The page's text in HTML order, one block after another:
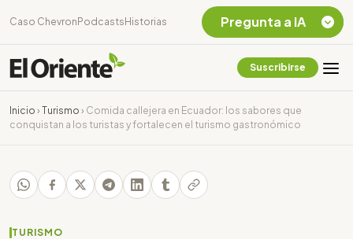
Caso Chevron Podcasts Historias
Suscribirse
Inicio › Turismo › Comida callejera en Ecuador: los sabores que
conquistan a los turistas y fortalecen el turismo gastronómico
TURISMO
Pregunta a IA
Chevron Ecuador